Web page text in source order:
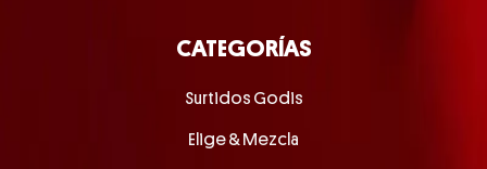
CATEGORÍAS
Surtidos Godis
Elige & Mezcla